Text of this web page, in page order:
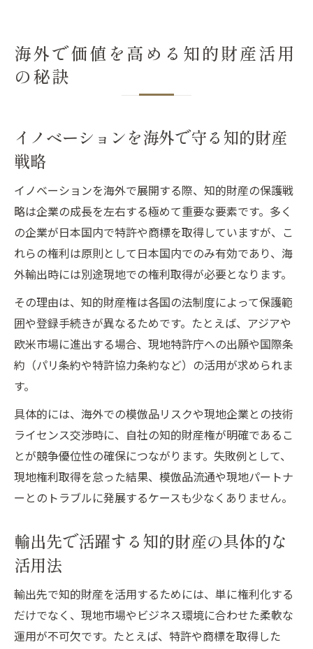
海外で価値を高める知的財産活用
の秘訣
イノベーションを海外で守る知的財産
戦略
イノベーションを海外で展開する際、知的財産の保護戦
略は企業の成長を左右する極めて重要な要素です。多く
の企業が日本国内で特許や商標を取得していますが、こ
れらの権利は原則として日本国内でのみ有効であり、海
外輸出時には別途現地での権利取得が必要となります。
その理由は、知的財産権は各国の法制度によって保護範
囲や登録手続きが異なるためです。たとえば、アジアや
欧米市場に進出する場合、現地特許庁への出願や国際条
約（パリ条約や特許協力条約など）の活用が求められま
す。
具体的には、海外での模倣品リスクや現地企業との技術
ライセンス交渉時に、自社の知的財産権が明確であるこ
とが競争優位性の確保につながります。失敗例として、
現地権利取得を怠った結果、模倣品流通や現地パートナ
ーとのトラブルに発展するケースも少なくありません。
輸出先で活躍する知的財産の具体的な
活用法
輸出先で知的財産を活用するためには、単に権利化する
だけでなく、現地市場やビジネス環境に合わせた柔軟な
運用が不可欠です。たとえば、特許や商標を取得した